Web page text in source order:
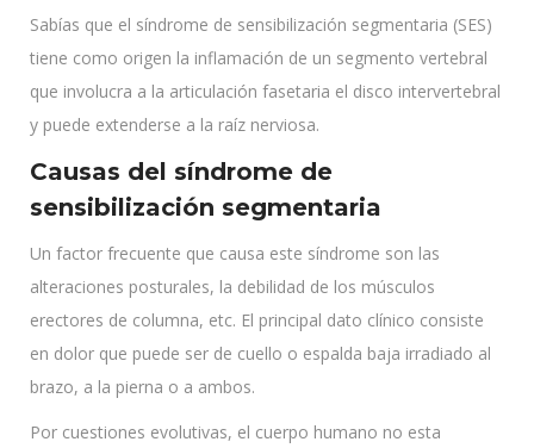
Sabías que el síndrome de sensibilización segmentaria (SES)
tiene como origen la inflamación de un segmento vertebral
que involucra a la articulación fasetaria el disco intervertebral
y puede extenderse a la raíz nerviosa.
Causas del síndrome de
sensibilización segmentaria
Un factor frecuente que causa este síndrome son las
alteraciones posturales, la debilidad de los músculos
erectores de columna, etc. El principal dato clínico consiste
en dolor que puede ser de cuello o espalda baja irradiado al
brazo, a la pierna o a ambos.
Por cuestiones evolutivas, el cuerpo humano no esta